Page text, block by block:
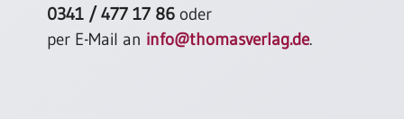
0341 / 477 17 86 oder
per E-Mail an info@thomasverlag.de.